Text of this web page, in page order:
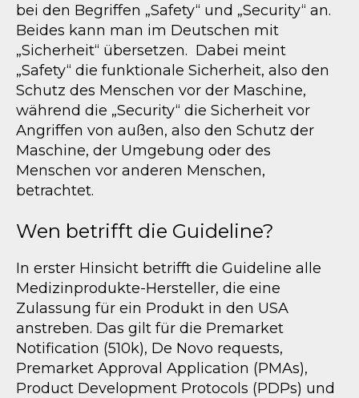
bei den Begriffen „Safety“ und „Security“ an.
Beides kann man im Deutschen mit
„Sicherheit“ übersetzen. Dabei meint
„Safety“ die funktionale Sicherheit, also den
Schutz des Menschen vor der Maschine,
während die „Security“ die Sicherheit vor
Angriffen von außen, also den Schutz der
Maschine, der Umgebung oder des
Menschen vor anderen Menschen,
betrachtet.
Wen betrifft die Guideline?
In erster Hinsicht betrifft die Guideline alle
Medizinprodukte-Hersteller, die eine
Zulassung für ein Produkt in den USA
anstreben. Das gilt für die Premarket
Notification (510k), De Novo requests,
Premarket Approval Application (PMAs),
Product Development Protocols (PDPs) und